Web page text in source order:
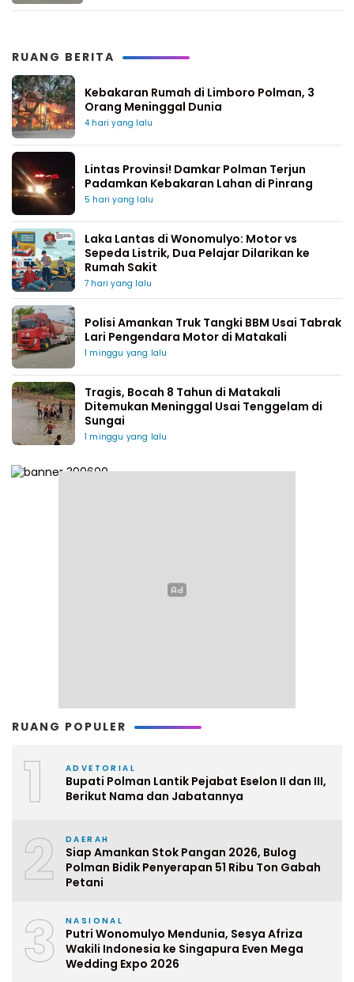
RUANG BERITA
Kebakaran Rumah di Limboro Polman, 3
Orang Meninggal Dunia
4 hari yang lalu
Lintas Provinsi! Damkar Polman Terjun
Padamkan Kebakaran Lahan di Pinrang
5 hari yang lalu
Laka Lantas di Wonomulyo: Motor vs
Sepeda Listrik, Dua Pelajar Dilarikan ke
Rumah Sakit
7 hari yang lalu
Polisi Amankan Truk Tangki BBM Usai Tabrak
Lari Pengendara Motor di Matakali
1 minggu yang lalu
Tragis, Bocah 8 Tahun di Matakali
Ditemukan Meninggal Usai Tenggelam di
Sungai
1 minggu yang lalu
RUANG POPULER
1 ADVETORIAL
Bupati Polman Lantik Pejabat Eselon II dan III,
Berikut Nama dan Jabatannya
2 DAERAH
Siap Amankan Stok Pangan 2026, Bulog
Polman Bidik Penyerapan 51 Ribu Ton Gabah
Petani
3 NASIONAL
Putri Wonomulyo Mendunia, Sesya Afriza
Wakili Indonesia ke Singapura Even Mega
Wedding Expo 2026